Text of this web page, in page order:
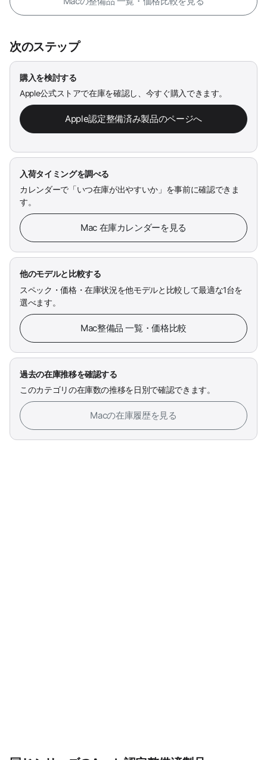
次のステップ
購入を検討する
Apple公式ストアで在庫を確認し、今すぐ購入できます。
Apple認定整備済み製品のページへ
入荷タイミングを調べる
カレンダーで「いつ在庫が出やすいか」を事前に確認できま
す。
Mac 在庫カレンダーを見る
他のモデルと比較する
スペック・価格・在庫状況を他モデルと比較して最適な1台を
選べます。
Mac整備品 一覧・価格比較
過去の在庫推移を確認する
このカテゴリの在庫数の推移を日別で確認できます。
Macの在庫履歴を見る